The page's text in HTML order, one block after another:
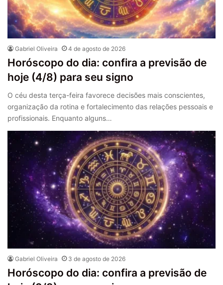
Gabriel Oliveira 4 de agosto de 2026
Horóscopo do dia: confira a previsão de
hoje (4/8) para seu signo
O céu desta terça-feira favorece decisões mais conscientes,
organização da rotina e fortalecimento das relações pessoais e
profissionais. Enquanto alguns…
Gabriel Oliveira 3 de agosto de 2026
Horóscopo do dia: confira a previsão de